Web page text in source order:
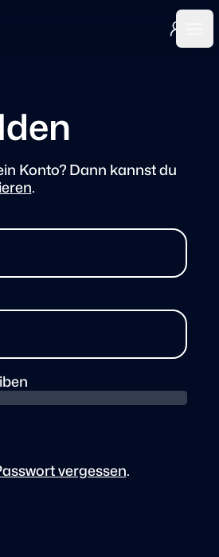
Login
Konto? Dann kannst du
.
vergessen.